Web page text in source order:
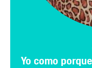
Yo como